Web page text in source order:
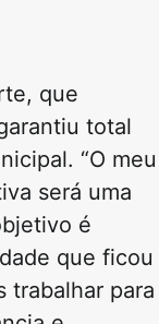
que
total
“O meu
será uma
é
que ficou
trabalhar para